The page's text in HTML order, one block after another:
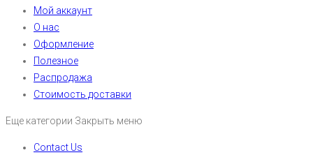
Мой аккаунт
О нас
Оформление
Полезное
Распродажа
Стоимость доставки
Еще категории Закрыть меню
Contact Us